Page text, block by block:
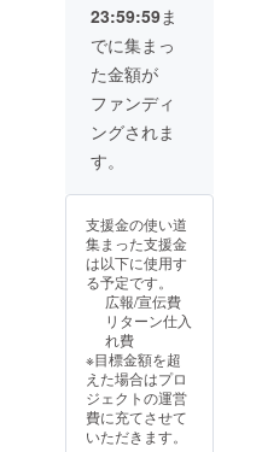
23:59:59ま
でに集まっ
た金額が
ファンディ
ングされま
す。
支援金の使い道
集まった支援金
は以下に使用す
る予定です。
広報/宣伝費
リターン仕入
れ費
※目標金額を超
えた場合はプロ
ジェクトの運営
費に充てさせて
いただきます。